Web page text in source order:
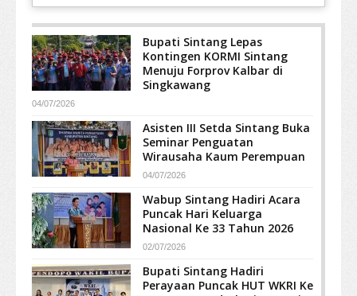
Bupati Sintang Lepas
Kontingen KORMI Sintang
Menuju Forprov Kalbar di
Singkawang
04/07/2026
Asisten III Setda Sintang Buka
Seminar Penguatan
Wirausaha Kaum Perempuan
04/07/2026
Wabup Sintang Hadiri Acara
Puncak Hari Keluarga
Nasional Ke 33 Tahun 2026
02/07/2026
Bupati Sintang Hadiri
Perayaan Puncak HUT WKRI Ke